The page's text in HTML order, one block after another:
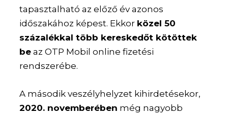
tapasztalható az előző év azonos
időszakához képest. Ekkor közel 50
százalékkal több kereskedőt kötöttek
be az OTP Mobil online fizetési
rendszerébe.
A második veszélyhelyzet kihirdetésekor,
2020. novemberében még nagyobb